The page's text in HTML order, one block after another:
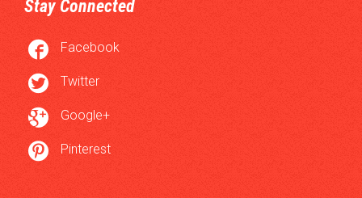
Stay Connected
 Facebook
 Twitter
 Google+
 Pinterest